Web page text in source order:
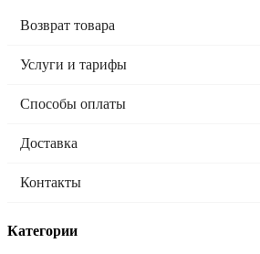
Возврат товара
Услуги и тарифы
Способы оплаты
Доставка
Контакты
Категории